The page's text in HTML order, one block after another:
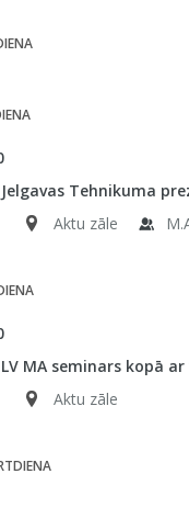
Jelgavas Tehnikuma
Aktu zāle
LV MA seminars kopā ar
Aktu zāle